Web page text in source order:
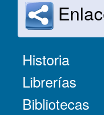
Historia
Librerías
Bibliotecas